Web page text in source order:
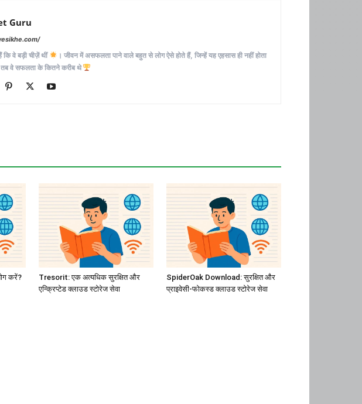
Guru
वे बड़ी चीज़ें थीं
। जीवन में असफलता पाने वाले बहुत से लोग ऐसे होते हैं, जिन्हें यह एहसास ही नहीं होता
वे सफलता के कितने करीब थे
करें?
Tresorit: एक अत्यधिक सुरक्षित और
एन्क्रिप्टेड क्लाउड स्टोरेज सेवा
SpiderOak Download: सुरक्षित और
प्राइवेसी-फोकस्ड क्लाउड स्टोरेज सेवा